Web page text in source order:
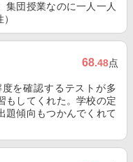
集団授業なのに一人一人
68.48点
を確認するテストが多
もしてくれた。学校の定
題傾向もつかんでくれて